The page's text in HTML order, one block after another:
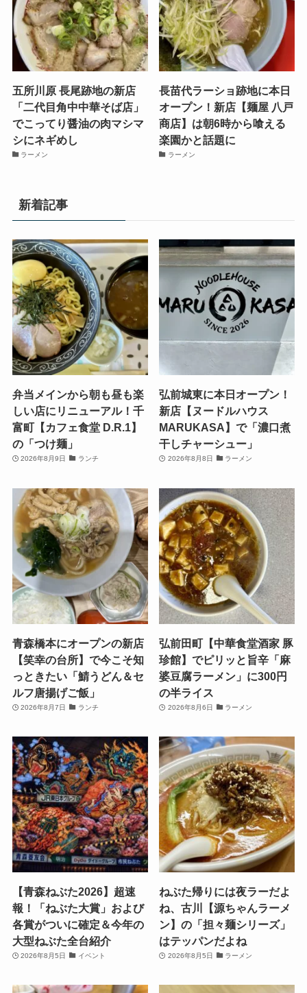
五所川原 長尾跡地の新店
「二代目角中中華そば店」
でこってり醤油の肉マシマ
シにネギめし
ラーメン
長苗代ラーショ跡地に本日
オープン！新店【麺屋 八戸
商店】は朝6時から喰える
楽園かと話題に
ラーメン
新着記事
弁当メインから朝も昼も楽
しい店にリニューアル！千
富町【カフェ食堂 D.R.1】
の「つけ麺」
2026年8月9日 ランチ
弘前城東に本日オープン！
新店【ヌードルハウス
MARUKASA】で「濃口煮
干しチャーシュー」
2026年8月8日 ラーメン
青森橋本にオープンの新店
【笑幸の台所】で今こそ知
っときたい「鯖うどん＆セ
ルフ唐揚げご飯」
2026年8月7日 ランチ
弘前田町【中華食堂酒家 豚
珍館】でピリッと旨辛「麻
婆豆腐ラーメン」に300円
の半ライス
2026年8月6日 ラーメン
【青森ねぶた2026】超速
報！「ねぶた大賞」および
各賞がついに確定＆今年の
大型ねぶた全台紹介
2026年8月5日 イベント
ねぶた帰りには夜ラーだよ
ね、古川【源ちゃんラーメ
ン】の「担々麺シリーズ」
はテッパンだよね
2026年8月5日 ラーメン